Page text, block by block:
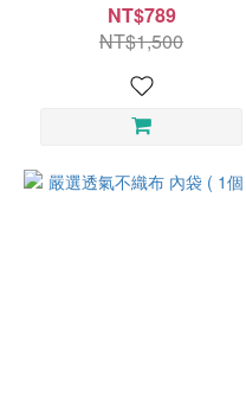
NT$789
NT$1,500